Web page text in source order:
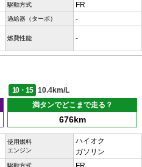
駆動方式 FR
過給器（ターボ） -
燃費性能 -
10・15
10.4km/L
満タンでどこまで走る？
676km
使用燃料
エンジン
ハイオク
ガソリン
駆動方式